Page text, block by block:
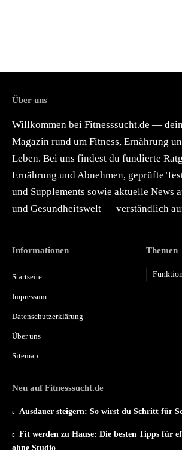
Über uns
Willkommen bei Fitnesssucht.de —
Magazin rund um Fitness, Ernährung
Leben. Bei uns findest du fundierte
Ernährung und Abnehmen, geprüfte
und Supplements sowie aktuelle News
und Gesundheitswelt — verständlich
Informationen
Startseite
Impressum
Datenschutzerklärung
Über uns
Sitemap
Themen
Neu auf Fitnesssucht.de
Ausdauer steigern: So wirst du Schritt für
Fit werden zu Hause: Die besten Tipps für
ohne Studio